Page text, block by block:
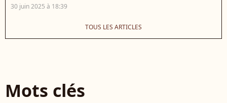
30 juin 2025 à 18:39
TOUS LES ARTICLES
Mots clés